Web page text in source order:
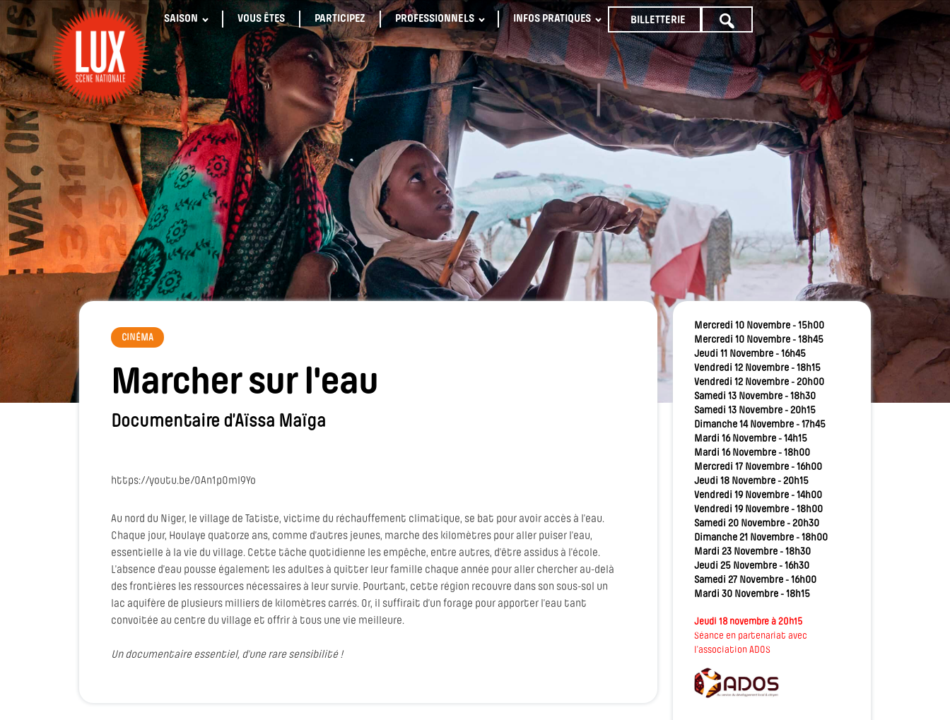
SAISON VOUS ÊTES PARTICIPEZ PROFESSIONNELS INFOS PRATIQUES BILLETTERIE
TOUTE
LA
PROGRAMMATION
CINÉMA
Marcher sur l'eau
Documentaire d’Aïssa Maïga
https://youtu.be/0An1pOml9Yo
Au nord du Niger, le village de Tatiste, victime du réchauffement climatique, se bat pour avoir accès à l’eau.
Chaque jour, Houlaye quatorze ans, comme d’autres jeunes, marche des kilomètres pour aller puiser l’eau,
essentielle à la vie du village. Cette tâche quotidienne les empêche, entre autres, d’être assidus à l’école.
L’absence d’eau pousse également les adultes à quitter leur famille chaque année pour aller chercher au-delà
des frontières les ressources nécessaires à leur survie. Pourtant, cette région recouvre dans son sous-sol un
lac aquifère de plusieurs milliers de kilomètres carrés. Or, il suffirait d’un forage pour apporter l’eau tant
convoitée au centre du village et offrir à tous une vie meilleure.
Un documentaire essentiel, d’une rare sensibilité !
Mercredi 10 Novembre - 15h00
Mercredi 10 Novembre - 18h45
Jeudi 11 Novembre - 16h45
Vendredi 12 Novembre - 18h15
Vendredi 12 Novembre - 20h00
Samedi 13 Novembre - 18h30
Samedi 13 Novembre - 20h15
Dimanche 14 Novembre - 17h45
Mardi 16 Novembre - 14h15
Mardi 16 Novembre - 18h00
Mercredi 17 Novembre - 16h00
Jeudi 18 Novembre - 20h15
Vendredi 19 Novembre - 14h00
Vendredi 19 Novembre - 18h00
Samedi 20 Novembre - 20h30
Dimanche 21 Novembre - 18h00
Mardi 23 Novembre - 18h30
Jeudi 25 Novembre - 16h30
Samedi 27 Novembre - 16h00
Mardi 30 Novembre - 18h15
Jeudi 18 novembre à 20h15
Séance en partenariat avec
l’association ADOS